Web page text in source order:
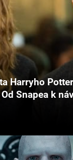
Harryho
Snapea k